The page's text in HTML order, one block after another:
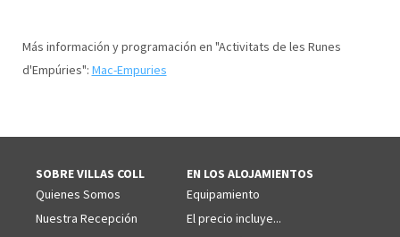
Más información y programación en "Activitats de les Runes
d'Empúries": Mac-Empuries
SOBRE VILLAS COLL
Quienes Somos
Nuestra Recepción
EN LOS ALOJAMIENTOS
Equipamiento
El precio incluye...